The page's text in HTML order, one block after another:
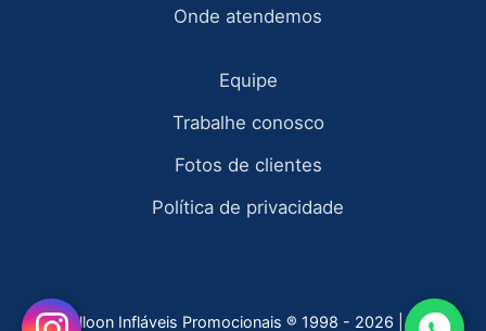
Onde atendemos
Equipe
Trabalhe conosco
Fotos de clientes
Política de privacidade
Fly Balloon Infláveis Promocionais ® 1998 - 2026 | todos